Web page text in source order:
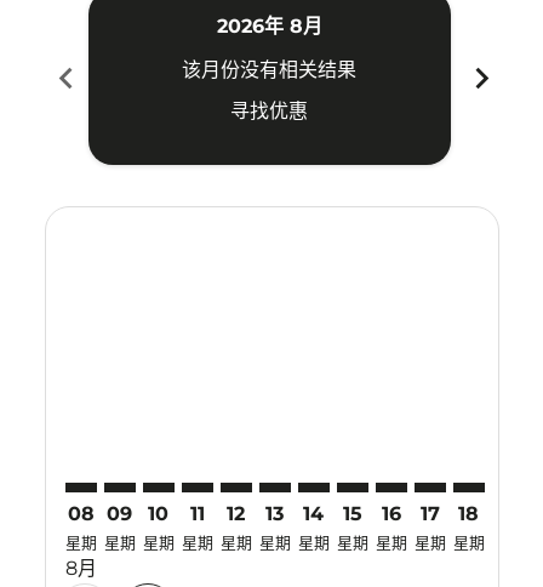
chevron_left
2026年 8月
该月份没有相关结果
寻找优惠
chevron_right
08
星期
8月
09
星期
10
星期
11
星期
12
星期
13
星期
14
星期
15
星期
16
星期
17
星期
18
星期